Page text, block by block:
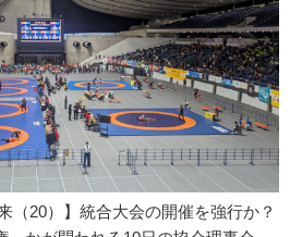
（20）】統合大会の開催を強行か？